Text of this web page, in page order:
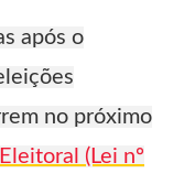
após o
no próximo
(Lei nº